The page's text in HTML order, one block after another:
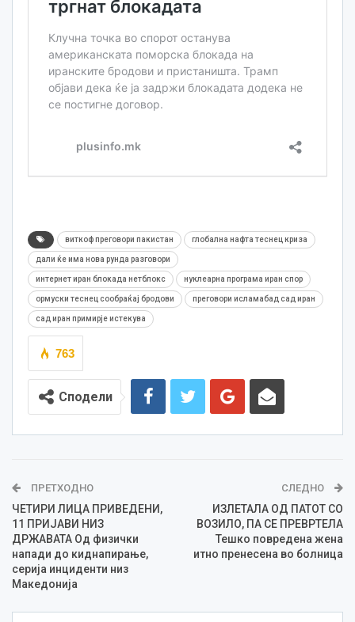
виткоф преговори пакистан глобална нафта теснец криза
дали ќе има нова рунда разговори
интернет иран блокада нетблокс нуклеарна програма иран спор
ормуски теснец сообраќај бродови преговори исламабад сад иран
сад иран примирје истекува
763
Сподели
ПРЕТХОДНО
ЧЕТИРИ ЛИЦА ПРИВЕДЕНИ,
11 ПРИЈАВИ НИЗ
ДРЖАВАТА Од физички
напади до киднапирање,
серија инциденти низ
Македонија
СЛЕДНО
ИЗЛЕТАЛА ОД ПАТОТ СО
ВОЗИЛО, ПА СЕ ПРЕВРТЕЛА
Тешко повредена жена
итно пренесена во болница